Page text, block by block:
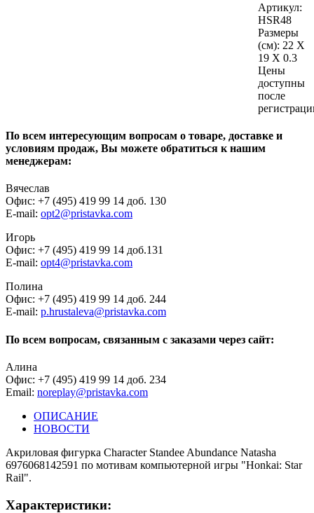
Артикул:
HSR48
Размеры
(см): 22 X
19 X 0.3
Цены
доступны
после
По всем интересующим вопросам о товаре, доставке и
условиям продаж, Вы можете обратиться к нашим
менеджерам:
Вячеслав
Офис: +7 (495) 419 99 14 доб. 130
E-mail: opt2@pristavka.com
Игорь
Офис: +7 (495) 419 99 14 доб.131
E-mail: opt4@pristavka.com
Полина
Офис: +7 (495) 419 99 14 доб. 244
E-mail: p.hrustaleva@pristavka.com
По всем вопросам, связанным с заказами через сайт:
Алина
Офис: +7 (495) 419 99 14 доб. 234
Email: noreplay@pristavka.com
ОПИСАНИЕ
НОВОСТИ
Акриловая фигурка Character Standee Abundance Natasha
6976068142591 по мотивам компьютерной игры "Honkai: Star
Rail".
Характеристики: